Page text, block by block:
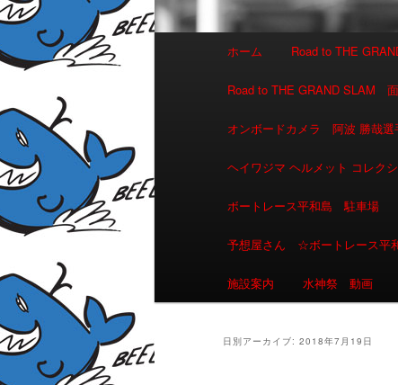
メインコンテンツへ移動
サブコンテンツへ移動
ホーム Road to THE
Road to THE GRAND SLAM
オンボードカメラ 阿波 勝哉
ヘイワジマ ヘルメット コレク
ボートレース平和島 駐車場
予想屋さん ☆ボートレース平
施設案内 水神祭 動画
日別アーカイブ: 2018年7月19日